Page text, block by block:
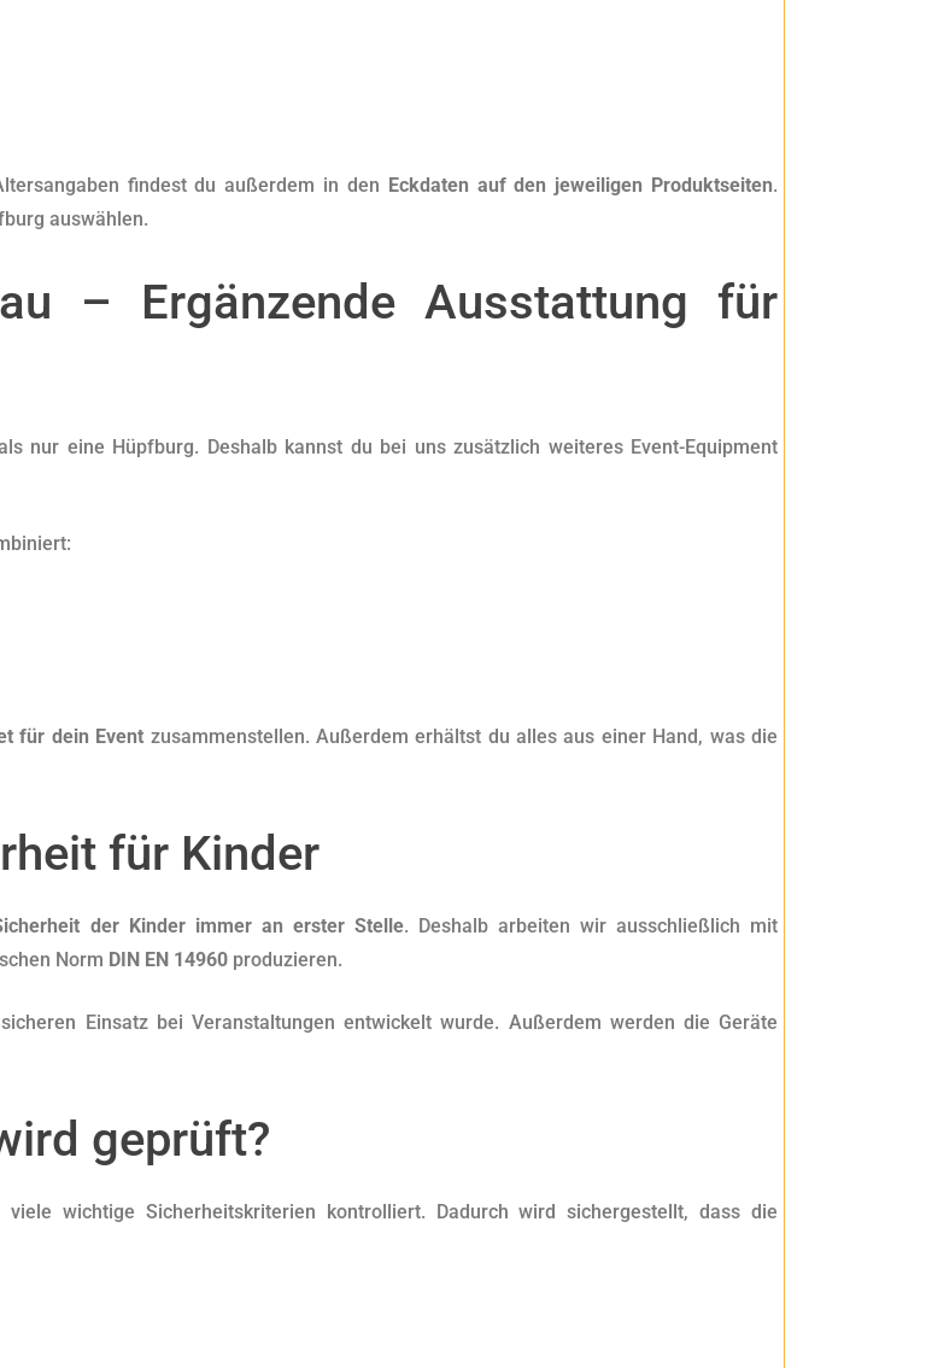
findest du außerdem in den Eckdaten auf den jeweiligen Produktseiten.
auswählen.
– Ergänzende Ausstattung für
nur eine Hüpfburg. Deshalb kannst du bei uns zusätzlich weiteres Event-Equipment
für dein Event zusammenstellen. Außerdem erhältst du alles aus einer Hand, was die
für Kinder
der Kinder immer an erster Stelle. Deshalb arbeiten wir ausschließlich mit
Norm DIN EN 14960 produzieren.
Einsatz bei Veranstaltungen entwickelt wurde. Außerdem werden die Geräte
geprüft?
wichtige Sicherheitskriterien kontrolliert. Dadurch wird sichergestellt, dass die